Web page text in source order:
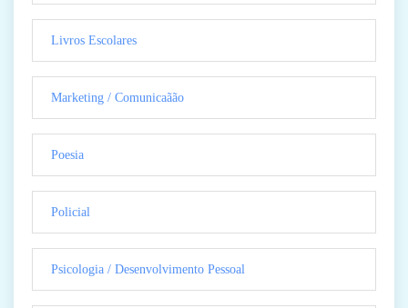
Livros Escolares
Marketing / Comunicaãão
Poesia
Policial
Psicologia / Desenvolvimento Pessoal